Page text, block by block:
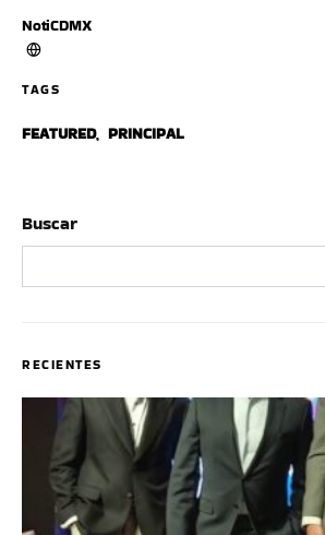
NotiCDMX
TAGS
FEATURED, PRINCIPAL
Buscar
RECIENTES